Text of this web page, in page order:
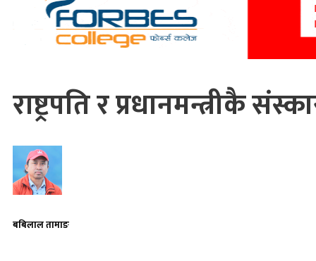
राष्ट्रपति र प्रधानमन्त्रीकै
बबिलाल तामाङ